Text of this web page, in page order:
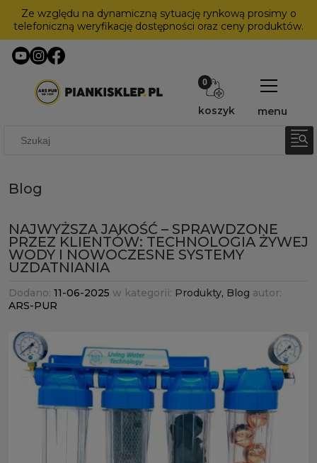
Ze względu na dynamiczną sytuację rynkową prosimy o
telefoniczną weryfikację dostępności oraz ceny produktów.
koszyk menu
Blog
NAJWYŻSZA JAKOŚĆ – SPRAWDZONE
PRZEZ KLIENTÓW: TECHNOLOGIA ŻYWEJ
WODY I NOWOCZESNE SYSTEMY
UZDATNIANIA
Dodano: 11-06-2025 w kategorii: Produkty, Blog autor:
ARS-PUR